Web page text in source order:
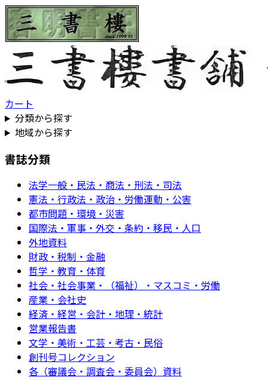
カート
分類から探す
地域から探す
書誌分類
法学一般・民法・商法・刑法・司法
憲法・行政法・政治・労働運動・公害
都市問題・環境・災害
国際法・軍事・外交・条約・移民・人口
外地資料
財政・税制・金融
哲学・教育・体育
社会・社会事業・（福祉）・マスコミ・労働
産業・会社史
経済・経営・会計・地理・統計
営業報告書
文学・美術・工芸・考古・民俗
創刊号コレクション
各（審議会・調査会・委員会）資料